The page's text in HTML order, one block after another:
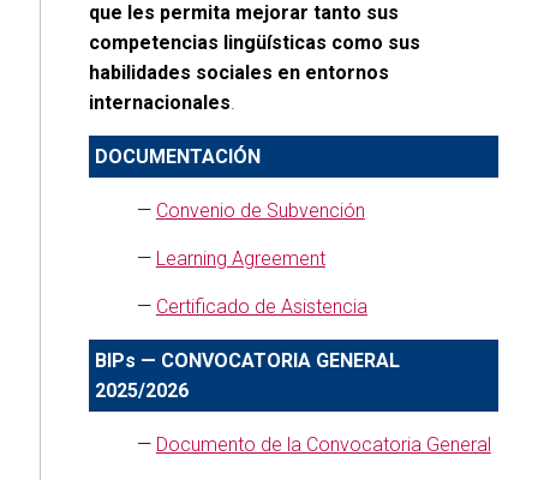
que les permita mejorar tanto sus
competencias lingüísticas como sus
habilidades sociales en entornos
internacionales.
DOCUMENTACIÓN
— Convenio de Subvención
— Learning Agreement
— Certificado de Asistencia
BIPs — CONVOCATORIA GENERAL
2025/2026
— Documento de la Convocatoria General